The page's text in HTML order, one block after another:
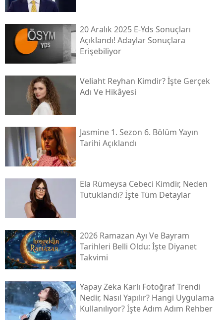
20 Aralık 2025 E-Yds Sonuçları
Açıklandı! Adaylar Sonuçlara
Erişebiliyor
Veliaht Reyhan Kimdir? İşte Gerçek
Adı Ve Hikâyesi
Jasmine 1. Sezon 6. Bölüm Yayın
Tarihi Açıklandı
Ela Rümeysa Cebeci Kimdir, Neden
Tutuklandı? İşte Tüm Detaylar
2026 Ramazan Ayı Ve Bayram
Tarihleri Belli Oldu: İşte Diyanet
Takvimi
Yapay Zeka Karlı Fotoğraf Trendi
Nedir, Nasıl Yapılır? Hangi Uygulama
Kullanılıyor? İşte Adım Adım Rehber